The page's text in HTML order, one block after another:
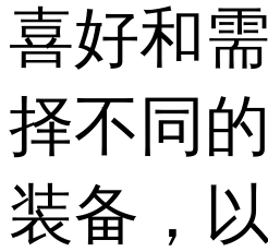
喜好和
择不同
装备，